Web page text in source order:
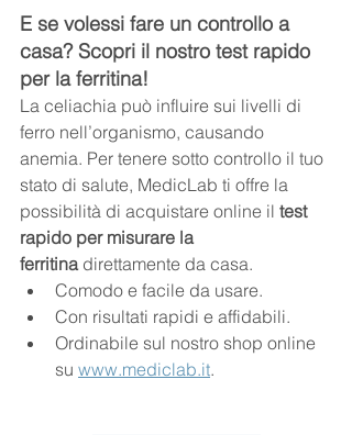
E se volessi fare un controllo a
casa? Scopri il nostro test rapido
per la ferritina!
La celiachia può influire sui livelli di
ferro nell’organismo, causando
anemia. Per tenere sotto controllo il tuo
stato di salute, MedicLab ti offre la
possibilità di acquistare online il test
rapido per misurare la
ferritina direttamente da casa.
Comodo e facile da usare.
Con risultati rapidi e affidabili.
Ordinabile sul nostro shop online
su www.mediclab.it.